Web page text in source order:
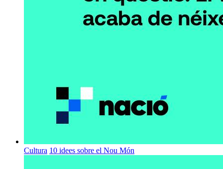
Cultura 10 idees sobre el Nou Món